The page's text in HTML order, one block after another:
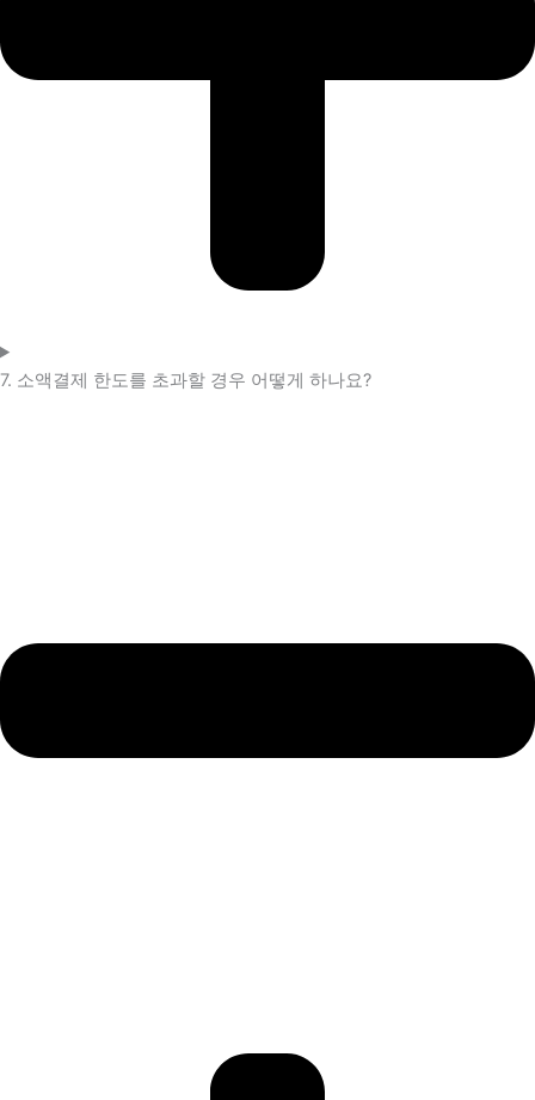
7. 소액결제 한도를 초과할 경우 어떻게 하나요?